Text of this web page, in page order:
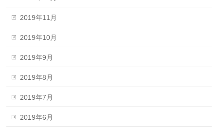
2019年11月
2019年10月
2019年9月
2019年8月
2019年7月
2019年6月